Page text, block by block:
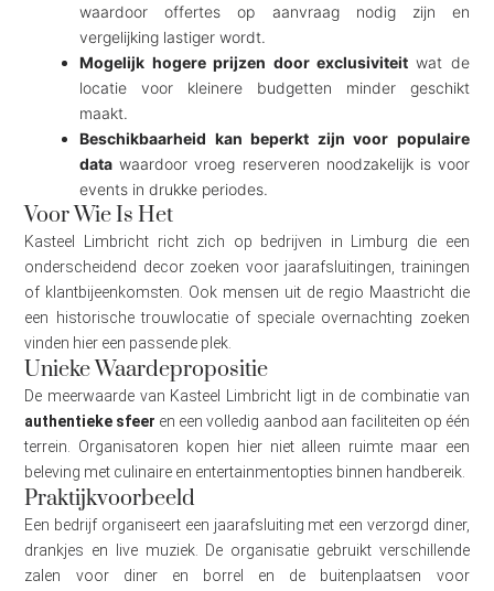
waardoor offertes op aanvraag nodig zijn en
vergelijking lastiger wordt.
Mogelijk hogere prijzen door exclusiviteitwat de
locatie voor kleinere budgetten minder geschikt
maakt.
Beschikbaarheid kan beperkt zijn voor populaire
data waardoor vroeg reserveren noodzakelijk is voor
events in drukke periodes.
Voor Wie Is Het
Kasteel Limbricht richt zich op bedrijven in Limburg die een
onderscheidend decor zoeken voor jaarafsluitingen, trainingen
of klantbijeenkomsten. Ook mensen uit de regio Maastricht die
een historische trouwlocatie of speciale overnachting zoeken
vinden hier een passende plek.
Unieke Waardepropositie
De meerwaarde van Kasteel Limbricht ligt in de combinatie van
authentieke sfeer en een volledig aanbod aan faciliteiten op één
terrein. Organisatoren kopen hier niet alleen ruimte maar een
beleving met culinaire en entertainmentopties binnen handbereik.
Praktijkvoorbeeld
Een bedrijf organiseert een jaarafsluiting met een verzorgd diner,
drankjes en live muziek. De organisatie gebruikt verschillende
zalen voor diner en borrel en de buitenplaatsen voor